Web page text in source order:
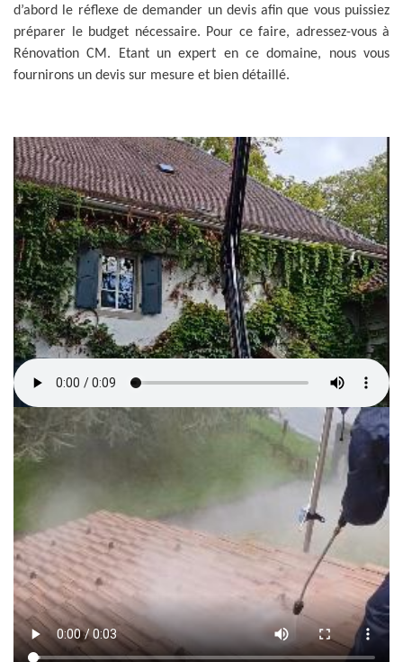
d’abord le réflexe de demander un devis afin que vous puissiez
préparer le budget nécessaire. Pour ce faire, adressez-vous à
Rénovation CM. Etant un expert en ce domaine, nous vous
fournirons un devis sur mesure et bien détaillé.